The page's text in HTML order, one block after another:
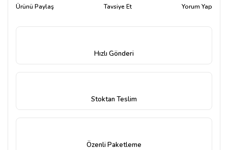
Ürünü Paylaş Tavsiye Et Yorum Yap
Hızlı Gönderi
Stoktan Teslim
Özenli Paketleme